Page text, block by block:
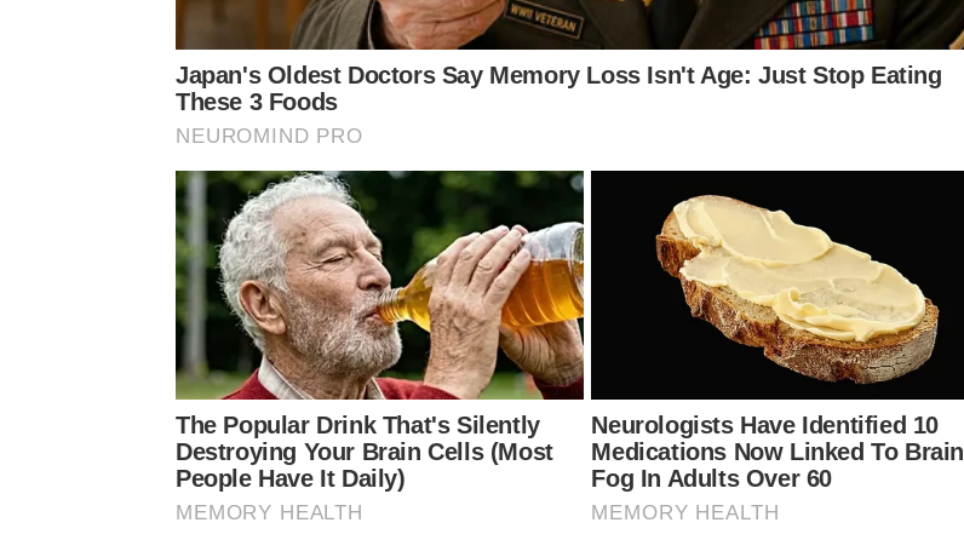
Japan's Oldest Doctors Say Memory Loss Isn't Age: Just Stop Eating
These 3 Foods
NEUROMIND PRO
The Popular Drink That's Silently
Destroying Your Brain Cells (Most
People Have It Daily)
MEMORY HEALTH
Neurologists Have Identified 10
Medications Now Linked To Brain
Fog In Adults Over 60
MEMORY HEALTH